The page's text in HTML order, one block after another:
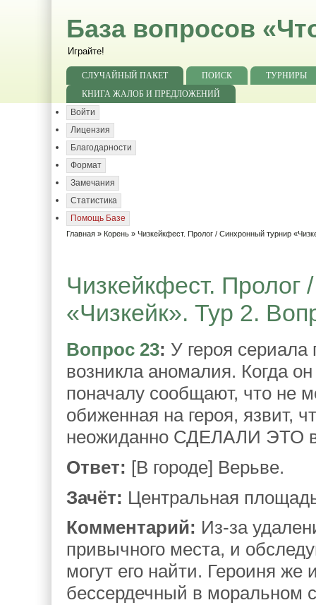
База вопросов
Играйте!
СЛУЧАЙНЫЙ ПАКЕТ ПОИСК
ТУРНИРЫ
КНИГА ЖАЛОБ И ПРЕДЛОЖЕНИЙ
Войти
Лицензия
Благодарности
Формат
Замечания
Статистика
Помощь Базе
Главная » Корень » Чизкейкфест. Пролог / Синхронный турнир
Чизкейкфест.
«Чизкейк». Тур 2.
Вопрос 23: У героя сериала
возникла аномалия. Когда
поначалу сообщают, что
обиженная на героя, язвит,
неожиданно СДЕЛАЛИ ЭТО в
Ответ: [В городе] Верьве.
Зачёт: Центральная
Комментарий: Из-за
привычного места, и
могут его найти. Героиня же
бессердечный в моральном